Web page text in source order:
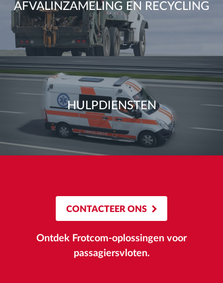
AFVALINZAMELING EN RECYCLING
HULPDIENSTEN
CONTACTEER ONS
Ontdek Frotcom-oplossingen voor
passagiersvloten.